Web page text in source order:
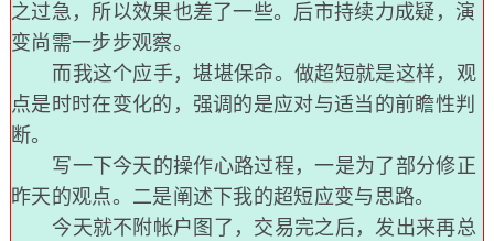
之过急，所以效果也差了一些。后市持续力成疑，演
变尚需一步步观察。
而我这个应手，堪堪保命。做超短就是这样，观
点是时时在变化的，强调的是应对与适当的前瞻性判
断。
写一下今天的操作心路过程，一是为了部分修正
昨天的观点。二是阐述下我的超短应变与思路。
今天就不附帐户图了，交易完之后，发出来再总